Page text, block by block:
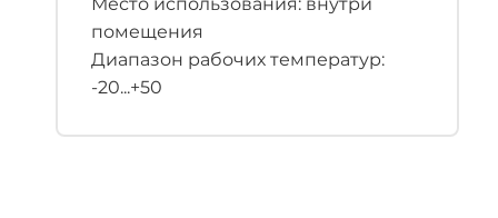
помещения
Диапазон рабочих температур:
-20...+50